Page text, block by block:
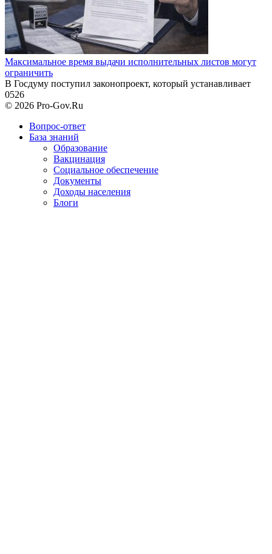
Максимальное время выдачи исполнительных листов могут
ограничить
В Госдуму поступил законопроект, который устанавливает
0526
© 2026 Pro-Gov.Ru
Вопрос-ответ
База знаний
Образование
Вакцинация
Социальное обеспечение
Документы
Доходы населения
Блоги